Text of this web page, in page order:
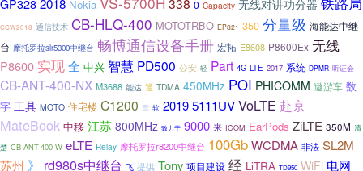
GP328 2018 Nokia 0 Capacity 无线对讲功分器
CCW2018 通信技术 CB-HLQ-400 MOTOTRBO EP821 350 分量级 海能达中继
台 摩托罗拉slr5300中继台 畅博通信设备手册 宏拓 E8608 P8600Ex 无线
P8600 实现全 中兴 智慧 PD500 公安 轻 Part 4G-LTE 2017 系统 DPMR 听证会
CB-ANT-400-NX M3688 能达 通 TDMA 450MHz POI PHICOMM 遨游车 数
字 工具 MOTO 住宅楼 C1200 雪 软 20195111UVVoLTE 赴京
MateBook 中移 江苏 800MHz 致力于 9000 来 ICOM EarPods ZiLTE 350M 清
楚 CB-ANT-400-W eLTE Relay 摩托罗拉r8200中继台 100GbWCDMA 非法 SL2M
苏州 》 rd980s中继台 飞 提供 Tony 项目建设 经 LiTRA TD950 WiFi 电网